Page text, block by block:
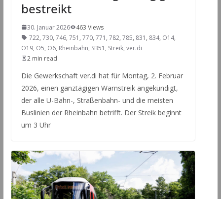
bestreikt
30. Januar 2026
463 Views
722, 730, 746, 751 , 770, 771 , 782, 785, 831 , 834, O14,
O19, O5, O6, Rheinbahn, SB51 , Streik, ver.di
2 min read
Die Gewerkschaft ver.di hat für Montag, 2. Februar
2026, einen ganztägigen Warnstreik angekündigt,
der alle U-Bahn-, Straßenbahn- und die meisten
Buslinien der Rheinbahn betrifft. Der Streik beginnt
um 3 Uhr